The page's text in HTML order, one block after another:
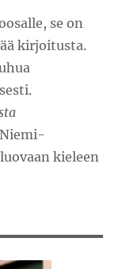
se on
kirjoitusta.
kieleen